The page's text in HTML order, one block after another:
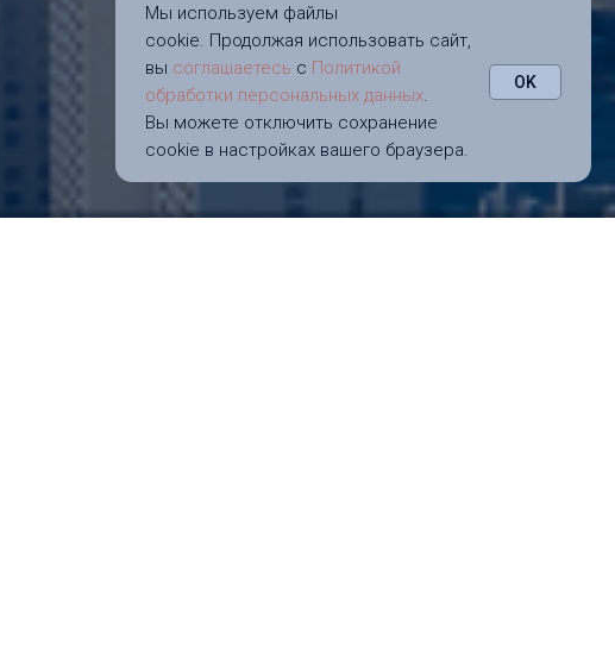
Мы используем файлы
cookie. Продолжая использовать сайт,
вы соглашаетесь с Политикой
обработки персональных данных.
Вы можете отключить сохранение
cookie в настройках вашего браузера.
OK